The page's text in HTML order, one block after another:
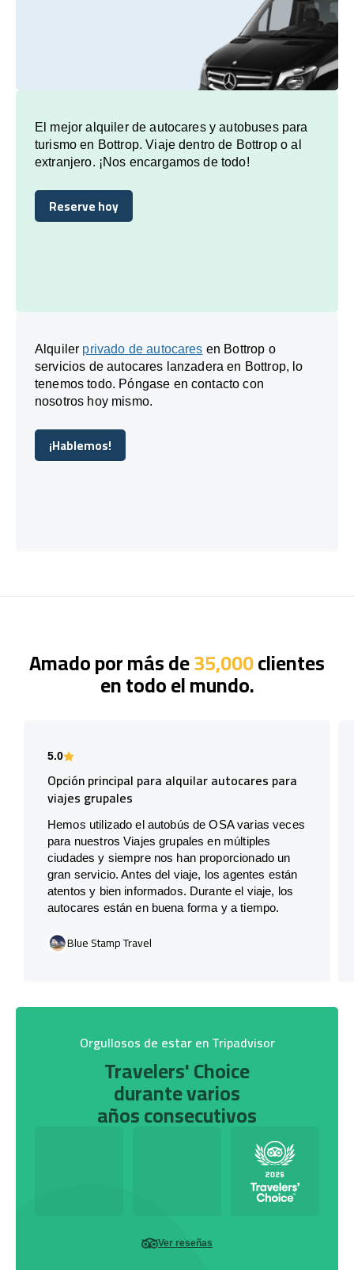
El mejor alquiler de autocares y autobuses para
turismo en Bottrop. Viaje dentro de Bottrop o al
extranjero. ¡Nos encargamos de todo!
Reserve hoy
Reserve hoy
Alquiler privado de autocares en Bottrop o
servicios de autocares lanzadera en Bottrop, lo
tenemos todo. Póngase en contacto con
nosotros hoy mismo.
¡Hablemos!
¡Hablemos!
Amado por más de35,000clientes
en todo el mundo.
5.0
Opción principal para alquilar autocares para
viajes grupales
Hemos utilizado el autobús de OSA varias veces
para nuestros Viajes grupales en múltiples
ciudades y siempre nos han proporcionado un
gran servicio. Antes del viaje, los agentes están
atentos y bien informados. Durante el viaje, los
autocares están en buena forma y a tiempo.
Blue Stamp Travel
Orgullosos de estar en Tripadvisor
Travelers' Choice
durante varios
años consecutivos
Ver reseñas